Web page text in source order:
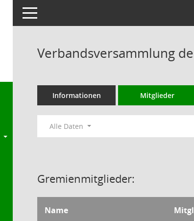
Toggle navigation
Verbandsversammlung
Informationen Mitglieder
Alle Daten
Gremienmitglieder:
Name